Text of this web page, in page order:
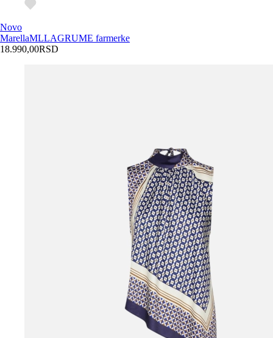
Novo
MarellaMLLAGRUME farmerke
18.990,00RSD